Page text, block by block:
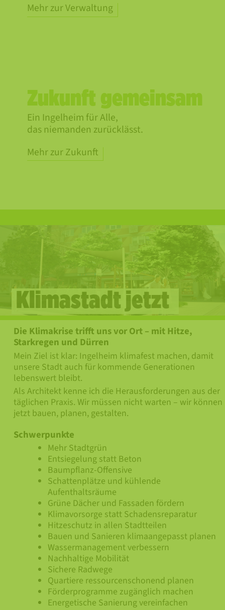
Mehr zur Verwaltung
Zukunft gemeinsam
Ein Ingelheim für Alle,
das niemanden zurücklässt.
Mehr zur Zukunft
Klimastadt jetzt
Die Klimakrise trifft uns vor Ort – mit Hitze,
Starkregen und Dürren
Mein Ziel ist klar: Ingelheim klimafest machen, damit
unsere Stadt auch für kommende Generationen
lebenswert bleibt.
Als Architekt kenne ich die Herausforderungen aus der
täglichen Praxis. Wir müssen nicht warten – wir können
jetzt bauen, planen, gestalten.
Schwerpunkte
Mehr Stadtgrün
Entsiegelung statt Beton
Baumpflanz-Offensive
Schattenplätze und kühlende
Aufenthaltsräume
Grüne Dächer und Fassaden fördern
Klimavorsorge statt Schadensreparatur
Hitzeschutz in allen Stadtteilen
Bauen und Sanieren klimaangepasst planen
Wassermanagement verbessern
Nachhaltige Mobilität
Sichere Radwege
Quartiere ressourcenschonend planen
Förderprogramme zugänglich machen
Energetische Sanierung vereinfachen